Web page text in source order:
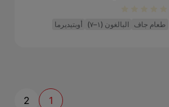
طعام جاف البالغون (١–٧) أوبتيديرما
1
2